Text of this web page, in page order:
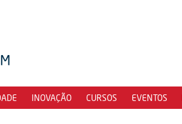
INOVAÇÃO CURSOS EVENTOS